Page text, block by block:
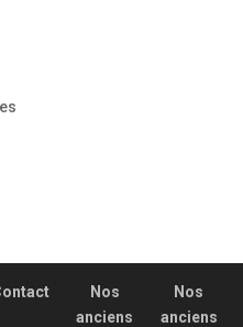
Nos
anciens
Nos
anciens